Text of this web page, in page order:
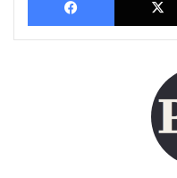
ทรงพลัง ไปจนถึงการใช้
ว่าหนังเรื่องนี้จะทำให้ข